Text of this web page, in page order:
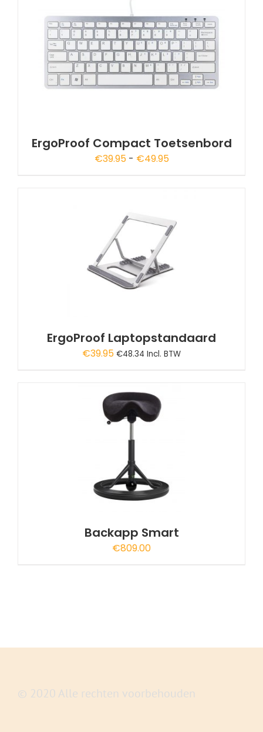
ErgoProof Compact Toetsenbord
€39.95 - €49.95Prijsklasse:
ErgoProof Laptopstandaard
€39.95 €48.34 Incl. BTW
Backapp Smart
€809.00
© 2020 Alle rechten voorbehouden